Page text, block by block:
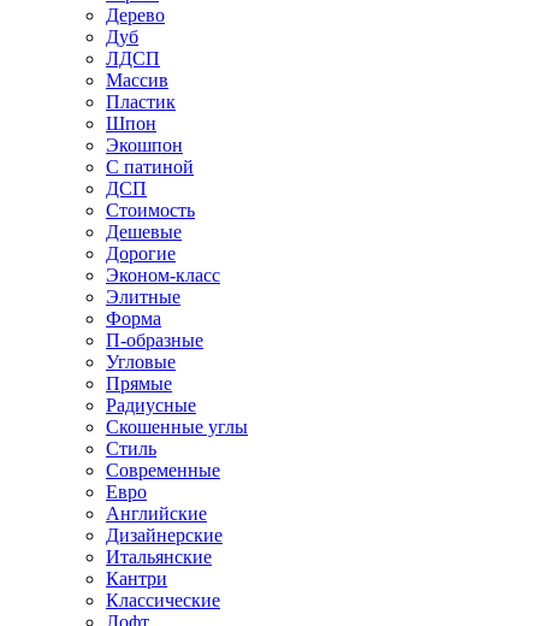
Дерево
Дуб
ЛДСП
Массив
Пластик
Шпон
Экошпон
С патиной
ДСП
Стоимость
Дешевые
Дорогие
Эконом-класс
Элитные
Форма
П-образные
Угловые
Прямые
Радиусные
Скошенные углы
Стиль
Современные
Евро
Английские
Дизайнерские
Итальянские
Кантри
Классические
Лофт